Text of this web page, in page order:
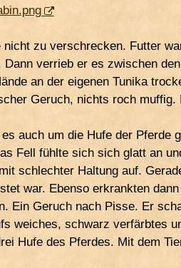
zu verschrecken. Futter
verrieb er es zwischen
an der eigenen Tunika
Geruch, nichts roch muffig.
auch um die Hufe der Pferde
Fell fühlte sich sich glatt an
schlechter Haltung auf.
war. Ebenso erkrankten
Ein Geruch nach Pisse. Er
weiches, schwarz verfärbtes
Hufe des Pferdes. Mit dem